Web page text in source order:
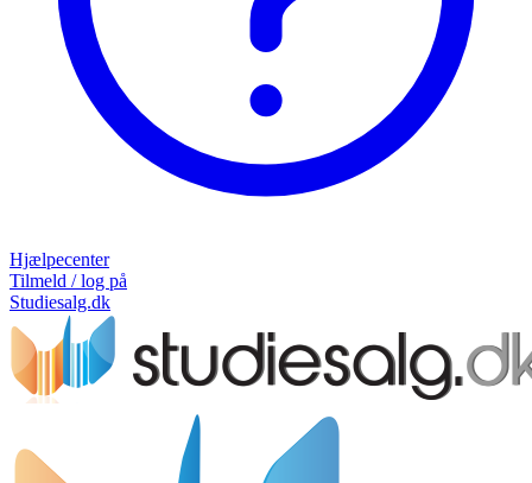
Hjælpecenter
Tilmeld / log på
Studiesalg.dk